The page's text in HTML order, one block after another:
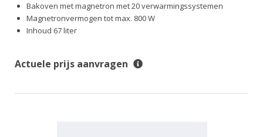
Bakoven met magnetron met 20 verwarmingssystemen
Magnetronvermogen tot max. 800 W
Inhoud 67 liter
Actuele prijs aanvragen